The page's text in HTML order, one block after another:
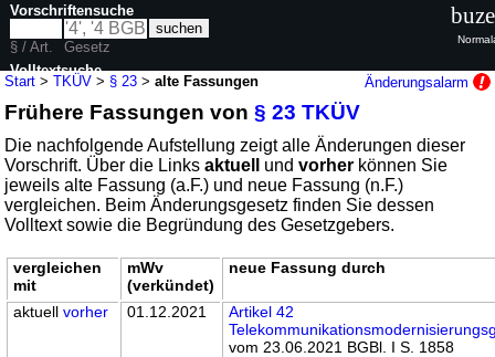
Start >TKÜV > § 23 >alte Fassungen Änderungsalarm
Frühere Fassungen von§ 23 TKÜV
Die nachfolgende Aufstellung zeigt alle Änderungen dieser
Vorschrift. Über die Linksaktuell undvorher können Sie
jeweils alte Fassung (a.F.) und neue Fassung (n.F.)
vergleichen. Beim Änderungsgesetz finden Sie dessen
Volltext sowie die Begründung des Gesetzgebers.
vergleichen
mit
mWv
(verkündet)
neue Fassung durch
aktuellvorher 01.12.2021
Artikel 42
vom 23.06.2021 BGBl. I S. 1858
Vorschriftensuche
§ / Art.
Gesetz
Volltextsuche
nur in TKÜV